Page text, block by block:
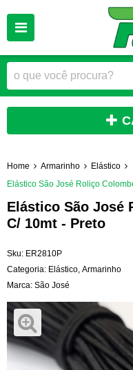
Home Armarinho
Elástico
Elástico São José Roliço
Elástico São José
C/ 10mt - Preto
Sku: ER2810P
Categoria: Elástico Armarinho
Marca: São José